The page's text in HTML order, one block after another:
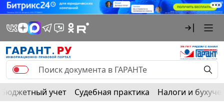
Бюджетный учет Судебная практика Налоги и